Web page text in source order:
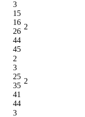
3
15
16
26
44
45
2
2
3
25
35
41
44
2
3